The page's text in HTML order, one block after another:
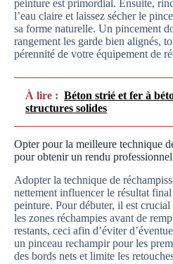
peinture est primordial. Ensuite,
l’eau claire et laissez sécher le
sa forme naturelle. Un pincement
rangement les garde bien alignés,
pérennité de votre équipement de
À lire : Béton strié et fer à
structures solides
Opter pour la meilleure technique
pour obtenir un rendu professionnel
Adopter la technique de
nettement influencer le résultat
peinture. Pour débuter, il est
les zones réchampies avant de
restants, ceci afin d’éviter
un pinceau rechampir pour les
des bords nets et limite les